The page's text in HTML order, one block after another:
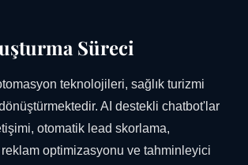
Süreci
teknolojileri, sağlık turizmi
AI destekli chatbot'lar
otomatik lead skorlama,
optimizasyonu ve tahminleyici